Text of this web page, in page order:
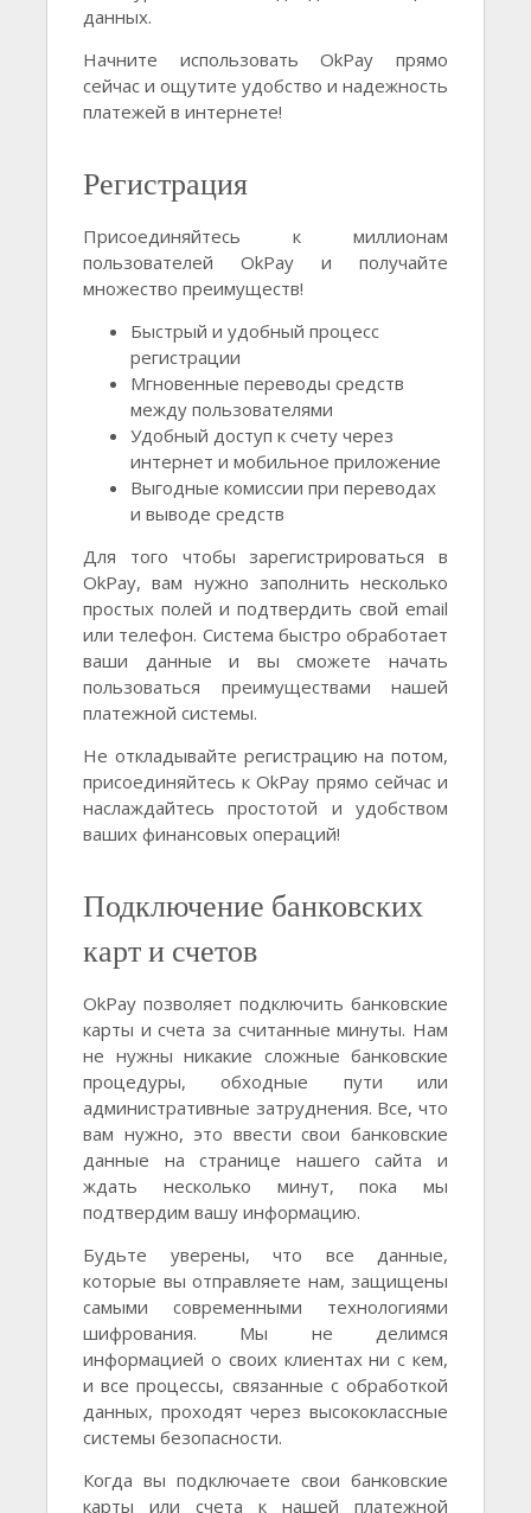
данных.
Начните использовать OkPay прямо
сейчас и ощутите удобство и надежность
платежей в интернете!
Регистрация
Присоединяйтесь к миллионам
пользователей OkPay и получайте
множество преимуществ!
Быстрый и удобный процесс
регистрации
Мгновенные переводы средств
между пользователями
Удобный доступ к счету через
интернет и мобильное приложение
Выгодные комиссии при переводах
и выводе средств
Для того чтобы зарегистрироваться в
OkPay, вам нужно заполнить несколько
простых полей и подтвердить свой email
или телефон. Система быстро обработает
ваши данные и вы сможете начать
пользоваться преимуществами нашей
платежной системы.
Не откладывайте регистрацию на потом,
присоединяйтесь к OkPay прямо сейчас и
наслаждайтесь простотой и удобством
ваших финансовых операций!
Подключение банковских
карт и счетов
OkPay позволяет подключить банковские
карты и счета за считанные минуты. Нам
не нужны никакие сложные банковские
процедуры, обходные пути или
административные затруднения. Все, что
вам нужно, это ввести свои банковские
данные на странице нашего сайта и
ждать несколько минут, пока мы
подтвердим вашу информацию.
Будьте уверены, что все данные,
которые вы отправляете нам, защищены
самыми современными технологиями
шифрования. Мы не делимся
информацией о своих клиентах ни с кем,
и все процессы, связанные с обработкой
данных, проходят через высококлассные
системы безопасности.
Когда вы подключаете свои банковские
карты или счета к нашей платежной